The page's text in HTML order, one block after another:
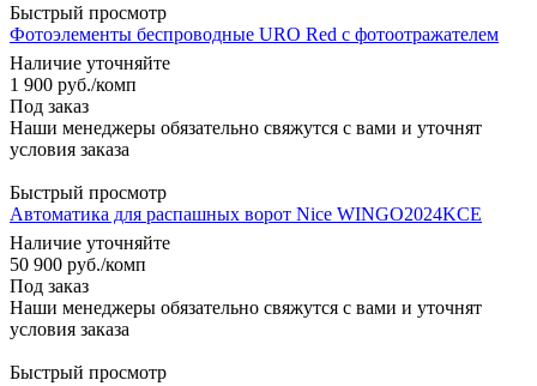
Быстрый просмотр
Фотоэлементы беспроводные URO Red с фотоотражателем
Наличие уточняйте
1 900 руб./комп
Под заказ
Наши менеджеры обязательно свяжутся с вами и уточнят
условия заказа
Быстрый просмотр
Автоматика для распашных ворот Nice WINGO2024KCE
Наличие уточняйте
50 900 руб./комп
Под заказ
Наши менеджеры обязательно свяжутся с вами и уточнят
условия заказа
Быстрый просмотр